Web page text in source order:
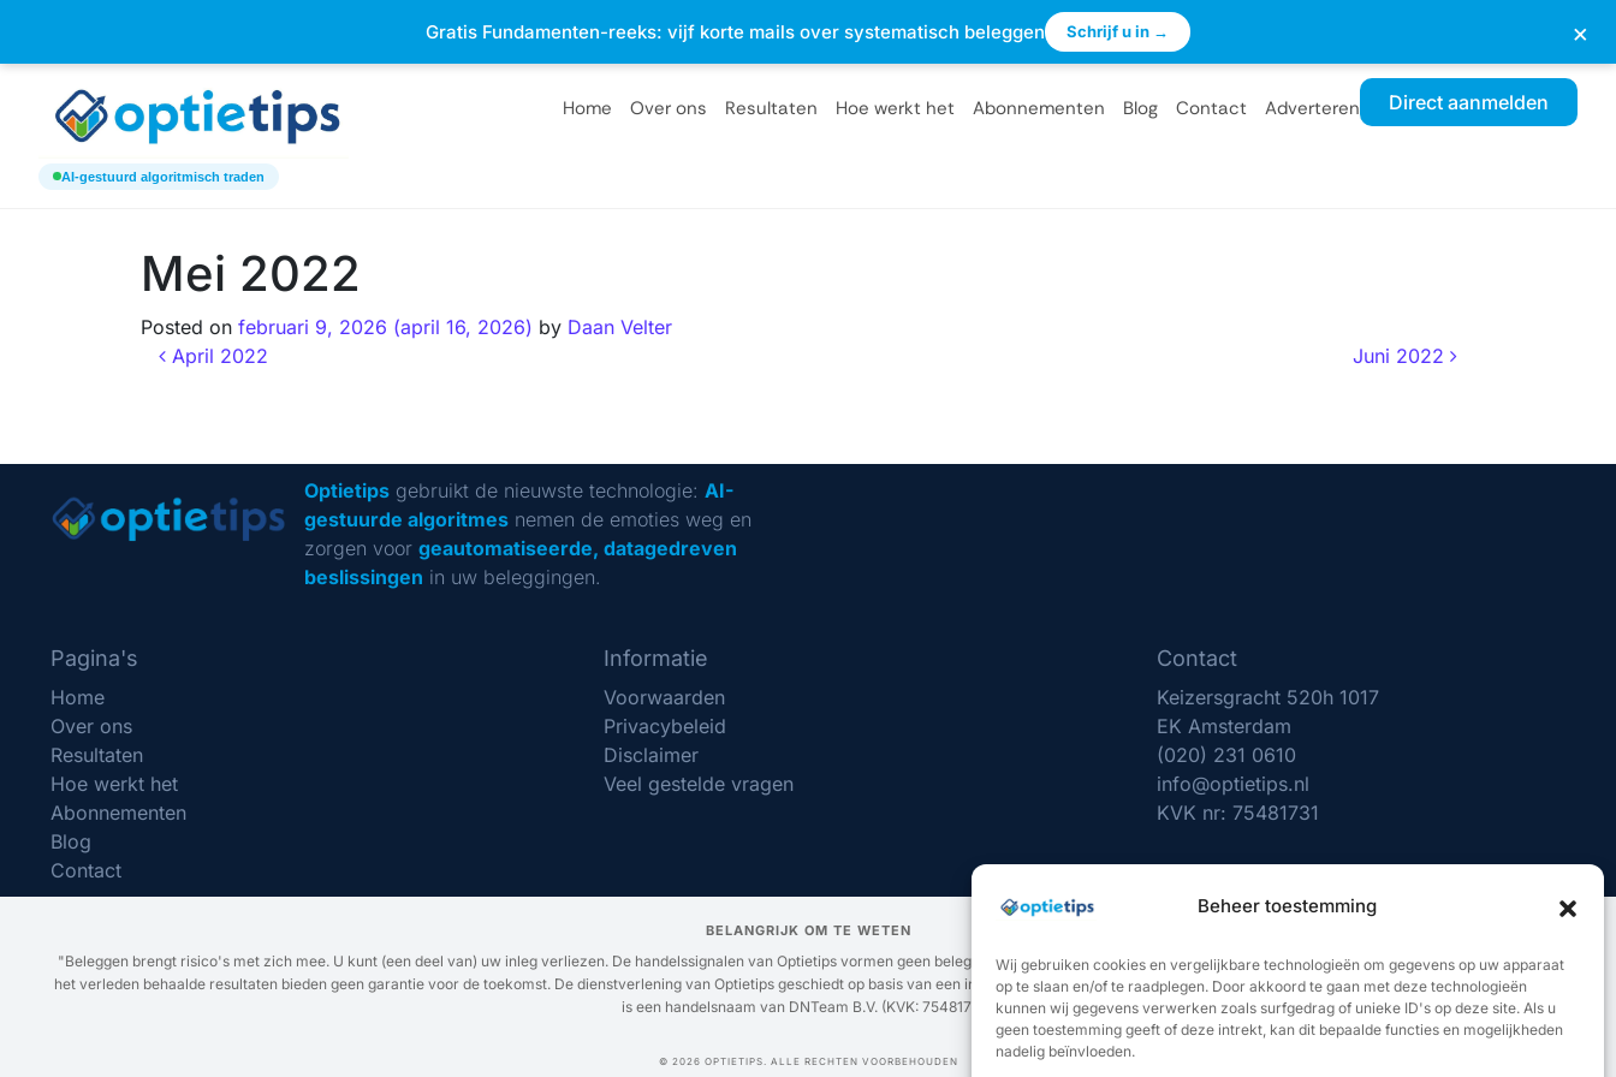
Beheer toestemming
Wij gebruiken cookies en vergelijkbare technologieën om gegevens op uw apparaat
op te slaan en/of te raadplegen. Door akkoord te gaan met deze technologieën
kunnen wij gegevens verwerken zoals surfgedrag of unieke ID's op deze site. Als u
geen toestemming geeft of deze intrekt, kan dit bepaalde functies en mogelijkheden
nadelig beïnvloeden.
Keizersgracht 520h 1017 EK Amsterdam info@optietips.nl 020 - 2310610
AI-gestuurd algoritmisch traden
Direct aanmelden
Home Over ons Resultaten Hoe werkt het Abonnementen Blog Contact Adverteren
Mei 2022
Posted on februari 9, 2026 (april 16, 2026) by Daan Velter
April 2022
Juni 2022
Optietips gebruikt de nieuwste technologie: AI-
gestuurde algoritmes nemen de emoties weg en
zorgen voorgeautomatiseerde, datagedreven
beslissingen in uw beleggingen.
Pagina's
Home
Over ons
Resultaten
Hoe werkt het
Abonnementen
Blog
Contact
Informatie
Voorwaarden
Privacybeleid
Disclaimer
Veel gestelde vragen
Contact
Keizersgracht 520h 1017
EK Amsterdam
(020) 231 0610
info@optietips.nl
KVK nr: 75481731
BELANGRIJK OM TE WETEN
"Beleggen brengt risico's met zich mee. U kunt (een deel van) uw inleg verliezen. De handelssignalen van Optietips vormen geen beleggingsadvies. U bent volledig verantwoordelijk voor uw eigen beleggingsbeslissingen. In
het verleden behaalde resultaten bieden geen garantie voor de toekomst. De dienstverlening van Optietips geschiedt op basis van een inspanningsverbintenis. Optietips garandeert geen resultaten of rendementen." Optietips
is een handelsnaam van DNTeam B.V. (KVK: 75481731).
© 2026 OPTIETIPS. ALLE RECHTEN VOORBEHOUDEN
Gratis Fundamenten-reeks: vijf korte mails over systematisch beleggen Schrijf u in → ×